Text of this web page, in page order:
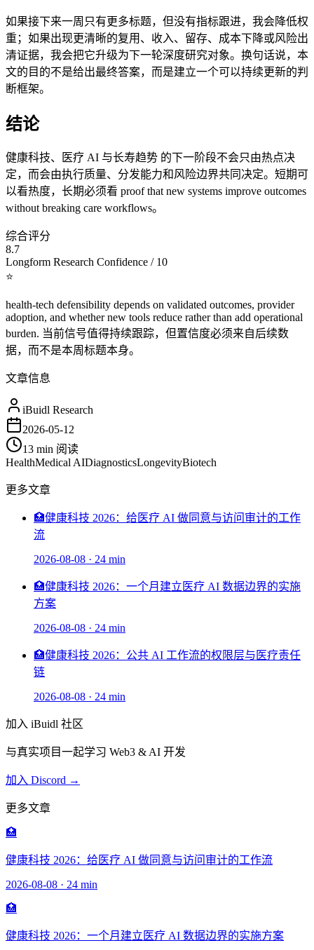
如果接下来一周只有更多标题，但没有指标跟进，我会降低权
重；如果出现更清晰的复用、收入、留存、成本下降或风险出
清证据，我会把它升级为下一轮深度研究对象。换句话说，本
文的目的不是给出最终答案，而是建立一个可以持续更新的判
断框架。
结论
健康科技、医疗 AI 与长寿趋势 的下一阶段不会只由热点决
定，而会由执行质量、分发能力和风险边界共同决定。短期可
以看热度，长期必须看 proof that new systems improve outcomes
without breaking care workflows。
综合评分
8.7
Longform Research Confidence / 10
⭐
health-tech defensibility depends on validated outcomes, provider
adoption, and whether new tools reduce rather than add operational
burden. 当前信号值得持续跟踪，但置信度必须来自后续数
据，而不是本周标题本身。
文章信息
iBuidl Research
2026-05-12
13 min 阅读
HealthMedical AIDiagnosticsLongevityBiotech
更多文章
🏥健康科技 2026：给医疗 AI 做同意与访问审计的工作
流
2026-08-08 · 24 min
🏥健康科技 2026：一个月建立医疗 AI 数据边界的实施
方案
2026-08-08 · 24 min
🏥健康科技 2026：公共 AI 工作流的权限层与医疗责任
链
2026-08-08 · 24 min
加入 iBuidl 社区
与真实项目一起学习 Web3 & AI 开发
加入 Discord →
更多文章
🏥
健康科技 2026：给医疗 AI 做同意与访问审计的工作流
2026-08-08 · 24 min
🏥
健康科技 2026：一个月建立医疗 AI 数据边界的实施方案